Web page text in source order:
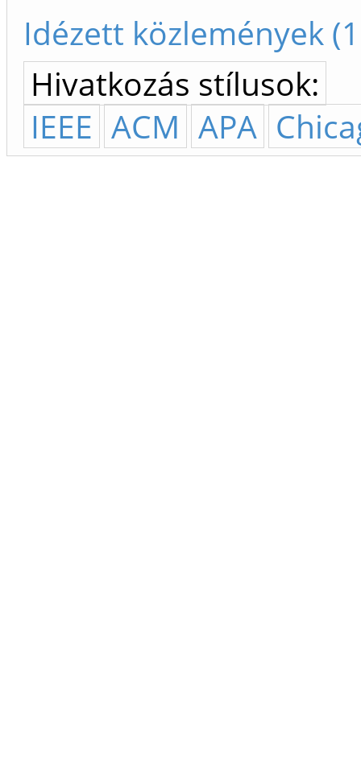
Idézett közlemények
Hivatkozás stílusok:
IEEE ACM APA